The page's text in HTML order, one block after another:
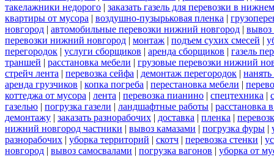
такелажники недорого | заказать газель для перевозки в
квартиры от мусора | воздушно-пузырьковая пленка |
новгород | автомобильные перевозки нижний новгород | вывоз
перевозки нижний новгород | монтаж | подъем сухих смесей |
перегородок | услуги сборщиков | аренда сборщиков | газель
траншей | расстановка мебели | грузовые перевозки нижний
стрейч лента | перевозка сейфа | демонтаж перегородок |
аренда грузчиков | копка погреба | перестановка мебели |
коттеджа от мусора | лента | перевозка пианино | спецтехника |
газелью | погрузка газели | ландшафтные работы | расстановка
демонтажу | заказать разнорабочих | доставка | пленка |
нижний новгород частники | вывоз камазами | погрузка фуры |
разнорабочих | уборка территорий | скотч | перевозка стенки |
новгород | вывоз самосвалами | погрузка вагонов | уборка от